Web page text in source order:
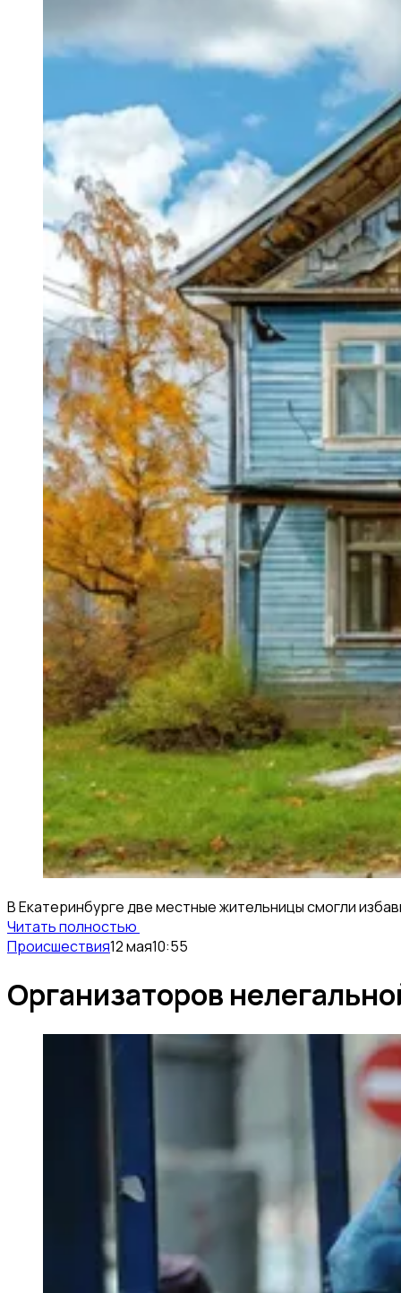
В Екатеринбурге две местные жительницы смогли
Читать полностью
Происшествия12 мая10:55
Организаторов